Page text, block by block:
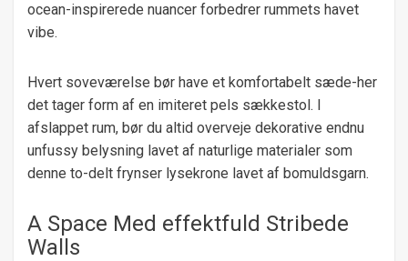
ocean-inspirerede nuancer forbedrer rummets havet
vibe.
Hvert soveværelse bør have et komfortabelt sæde-her
det tager form af en imiteret pels sækkestol. I
afslappet rum, bør du altid overveje dekorative endnu
unfussy belysning lavet af naturlige materialer som
denne to-delt frynser lysekrone lavet af bomuldsgarn.
A Space Med effektfuld Stribede
Walls